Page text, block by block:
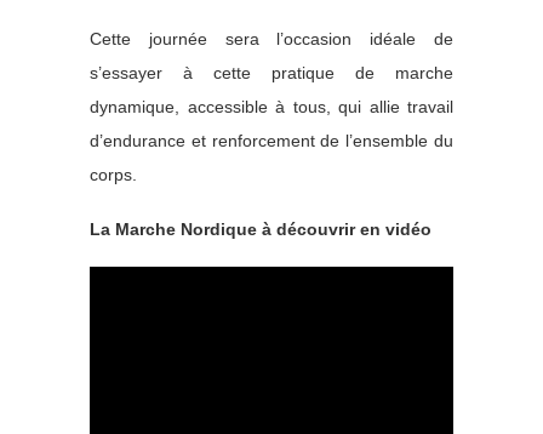
Cette journée sera l’occasion idéale de
s’essayer à cette pratique de marche
dynamique, accessible à tous, qui allie travail
d’endurance et renforcement de l’ensemble du
corps.
La Marche Nordique à découvrir en vidéo